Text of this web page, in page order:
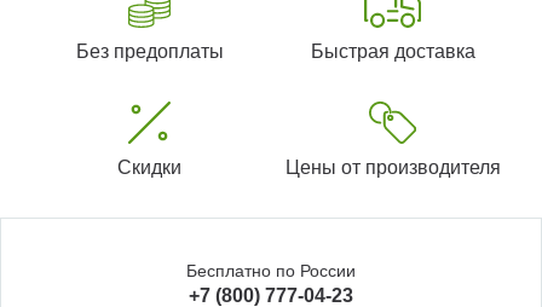
Без предоплаты Быстрая доставка
Скидки Цены от производителя
Бесплатно по России
+7 (800) 777-04-23